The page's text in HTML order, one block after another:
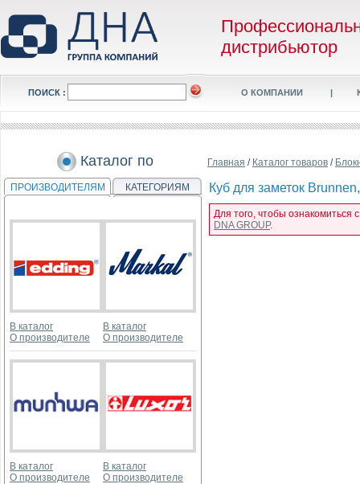
дистрибьютор
ПОИСК : О КОМПАНИИ |
Каталог по
ПРОИЗВОДИТЕЛЯМ КАТЕГОРИЯМ
В каталог
О производителе
В каталог
О производителе
В каталог
О производителе
В каталог
О производителе
Главная / Каталог товаров /
Куб для заметок
Для того, чтобы ознакомиться
DNA GROUP.